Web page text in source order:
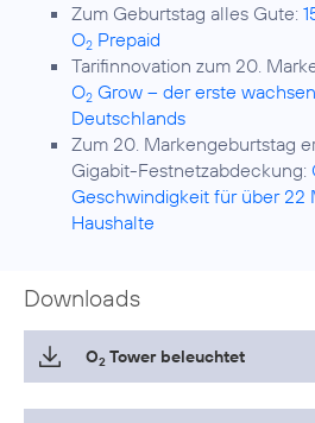
Zum Geburtstag alles Gute:
O2 Prepaid
Tarifinnovation zum 20.
O2 Grow – der erste
Deutschlands
Zum 20. Markengeburtstag
Gigabit-Festnetzabdeckung:
Geschwindigkeit für über 22
Haushalte
Downloads
O2 Tower beleuchtet